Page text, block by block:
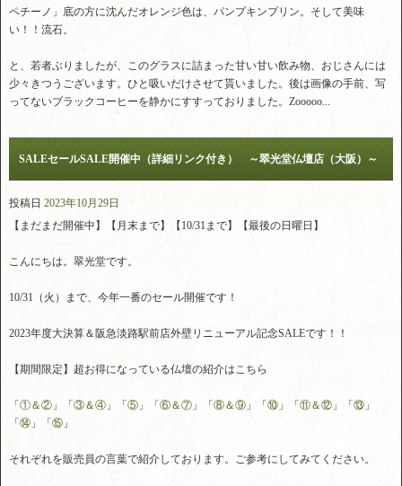
ペチーノ」底の方に沈んだオレンジ色は、パンプキンプリン。そして美味
い！！流石。
と、若者ぶりましたが、このグラスに詰まった甘い甘い飲み物、おじさんには
少々きつうございます。ひと吸いだけさせて貰いました。後は画像の手前、写
ってないブラックコーヒーを静かにすすっておりました。Zooooo...
SALEセールSALE開催中（詳細リンク付き） ～翠光堂仏壇店（大阪）～
投稿日 2023年10月29日
【まだまだ開催中】【月末まで】【10/31まで】【最後の日曜日】
こんにちは。翠光堂です。
10/31（火）まで、今年一番のセール開催です！
2023年度大決算＆阪急淡路駅前店外壁リニューアル記念SALEです！！
【期間限定】超お得になっている仏壇の紹介はこちら
「 ①＆② 」「 ③＆④ 」「 ⑤ 」「 ⑥＆⑦ 」「 ⑧＆⑨ 」「 ⑩ 」「 ⑪＆⑫ 」「 ⑬ 」
「 ⑭ 」「 ⑮ 」
それぞれを販売員の言葉で紹介しております。ご参考にしてみてください。